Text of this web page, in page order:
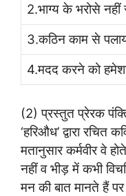
2.भाग्य के भरोसे नहीं
3.कठिन काम से
4.मदद करने को
(2) प्रस्तुत प्रेरक
‘हरिऔध’ द्वारा रचित
मतानुसार कर्मवीर वे
नहीं व भीड़ में कभी
मन की बात मानते हैं